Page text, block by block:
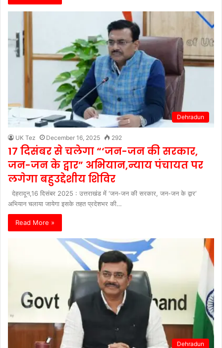
Dehradun
UK Tez December 16, 2025 292
17 दिसंबर से चलेगा “‘जन-जन की सरकार,
जन-जन के द्वार” अभियान,न्याय पंचायत पर
लगेगा बहुउद्देशीय शिविर
देहरादून,16 दिसंबर 2025 : उत्तराखंड में ‘जन-जन की सरकार, जन-जन के द्वार‘
अभियान चलाया जायेगा इसके तहत प्रदेशभर की…
Read More »
Dehradun